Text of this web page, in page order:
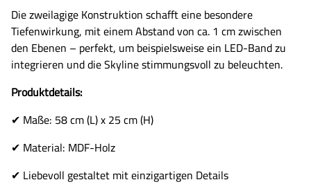
Die zweilagige Konstruktion schafft eine besondere
Tiefenwirkung, mit einem Abstand von ca. 1 cm zwischen
den Ebenen – perfekt, um beispielsweise ein LED-Band zu
integrieren und die Skyline stimmungsvoll zu beleuchten.
Produktdetails:
✔ Maße: 58 cm (L) x 25 cm (H)
✔ Material: MDF-Holz
✔ Liebevoll gestaltet mit einzigartigen Details